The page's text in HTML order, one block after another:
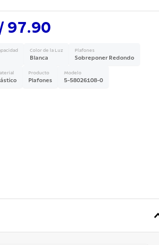
97.90
Color de la Luz
Blanca
Plafones
Sobreponer Redondo
Producto
Plafones
Modelo
5-58026108-0